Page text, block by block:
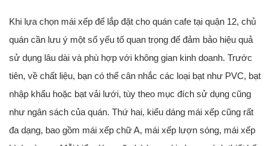
Khi lựa chọn mái xếp để lắp đặt cho quán cafe tại quận 12, chủ
quán cần lưu ý một số yếu tố quan trọng để đảm bảo hiệu quả
sử dụng lâu dài và phù hợp với không gian kinh doanh. Trước
tiên, về chất liệu, bạn có thể cân nhắc các loại bạt như PVC, bạt
nhập khẩu hoặc bạt vải lưới, tùy theo mục đích sử dụng cũng
như ngân sách của quán. Thứ hai, kiểu dáng mái xếp cũng rất
đa dạng, bao gồm mái xếp chữ A, mái xếp lượn sóng, mái xếp